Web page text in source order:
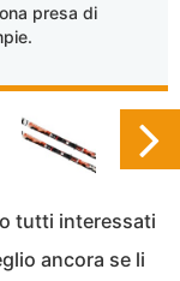
presa di
tutti interessati
ancora se li